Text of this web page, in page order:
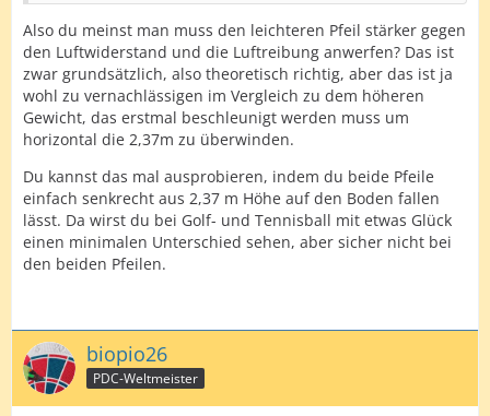
Also du meinst man muss den leichteren Pfeil stärker gegen
den Luftwiderstand und die Luftreibung anwerfen? Das ist
zwar grundsätzlich, also theoretisch richtig, aber das ist ja
wohl zu vernachlässigen im Vergleich zu dem höheren
Gewicht, das erstmal beschleunigt werden muss um
horizontal die 2,37m zu überwinden.
Du kannst das mal ausprobieren, indem du beide Pfeile
einfach senkrecht aus 2,37 m Höhe auf den Boden fallen
lässt. Da wirst du bei Golf- und Tennisball mit etwas Glück
einen minimalen Unterschied sehen, aber sicher nicht bei
den beiden Pfeilen.
biopio26
PDC-Weltmeister